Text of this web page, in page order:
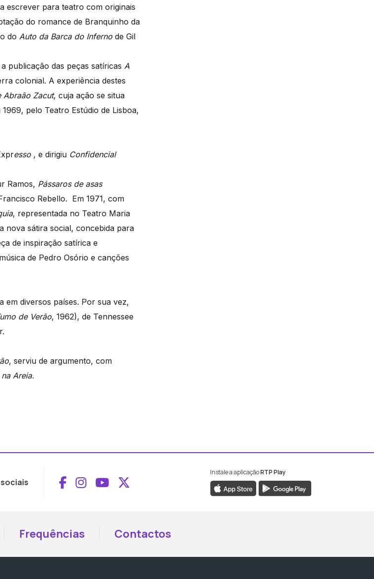
escrever para teatro com originais
do romance de Branquinho da
do Auto da Barca do Inferno de Gil
publicação das peças satíricas A
colonial. A experiência destes
Abraão Zacut, cuja ação se situa
pelo Teatro Estúdio de Lisboa,
esso , e dirigiu Confidencial
Ramos, Pássaros de asas
Rebello. Em 1971, com
, representada no Teatro Maria
nova sátira social, concebida para
de inspiração satírica e
de Pedro Osório e canções
em diversos países. Por sua vez,
de Verão, 1962), de Tennessee
, serviu de argumento, com
Areia.
Aceder ao Facebook da RTP Antena 2
Aceder ao Instagram da RTP Antena 2
Aceder ao YouTube da RTP Antena 2
Aceder ao X da RTP Antena 2
Instale a aplicaçãoRTP Play
Frequências Contactos